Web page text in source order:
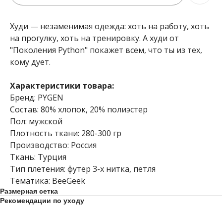
Худи — незаменимая одежда: хоть на работу, хоть
на прогулку, хоть на тренировку. А худи от
"Поколения Python" покажет всем, что ты из тех,
кому дует.
Характеристики товара:
Бренд: PYGEN
Состав: 80% хлопок, 20% полиэстер
Пол: мужской
Плотность ткани: 280-300 гр
Производство: Россия
Ткань: Турция
Тип плетения: футер 3-х нитка, петля
Тематика: BeeGeek
Размерная сетка
Рекомендации по уходу